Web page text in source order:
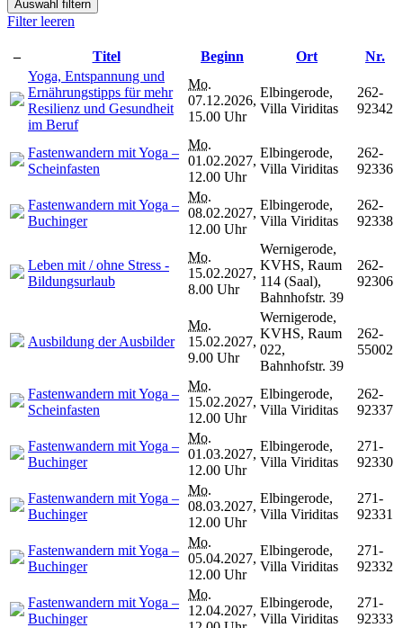
Auswahl filtern
Filter leeren
– Titel Beginn Ort
Nr.
Yoga, Entspannung und
Ernährungstipps für mehr
Resilienz und Gesundheit
im Beruf
Mo.
07.12.2026,
15.00 Uhr
Elbingerode,
Villa Viriditas
262-
92342
Fastenwandern mit Yoga –
Scheinfasten
Mo.
01.02.2027,
12.00 Uhr
Elbingerode,
Villa Viriditas
262-
92336
Fastenwandern mit Yoga –
Buchinger
Mo.
08.02.2027,
12.00 Uhr
Elbingerode,
Villa Viriditas
262-
92338
Leben mit / ohne Stress -
Bildungsurlaub
Mo.
15.02.2027,
8.00 Uhr
Wernigerode,
KVHS, Raum
114 (Saal),
Bahnhofstr. 39
262-
92306
Ausbildung der Ausbilder
Mo.
15.02.2027,
9.00 Uhr
Wernigerode,
KVHS, Raum
022,
Bahnhofstr. 39
262-
55002
Fastenwandern mit Yoga –
Scheinfasten
Mo.
15.02.2027,
12.00 Uhr
Elbingerode,
Villa Viriditas
262-
92337
Fastenwandern mit Yoga –
Buchinger
Mo.
01.03.2027,
12.00 Uhr
Elbingerode,
Villa Viriditas
271-
92330
Fastenwandern mit Yoga –
Buchinger
Mo.
08.03.2027,
12.00 Uhr
Elbingerode,
Villa Viriditas
271-
92331
Fastenwandern mit Yoga –
Buchinger
Mo.
05.04.2027,
12.00 Uhr
Elbingerode,
Villa Viriditas
271-
92332
Fastenwandern mit Yoga –
Buchinger
Mo.
12.04.2027,
Elbingerode,
Villa Viriditas
271-
92333